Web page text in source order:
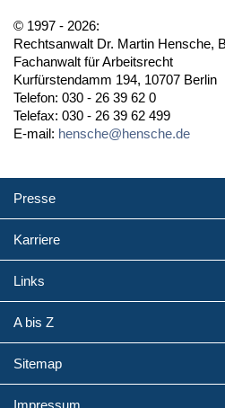
© 1997 - 2026:
Rechtsanwalt Dr. Martin Hensche,
Fachanwalt für Arbeitsrecht
Kurfürstendamm 194, 10707 Berlin
Telefon: 030 - 26 39 62 0
Telefax: 030 - 26 39 62 499
E-mail: hensche@hensche.de
Presse
Karriere
Links
A bis Z
Sitemap
Impressum